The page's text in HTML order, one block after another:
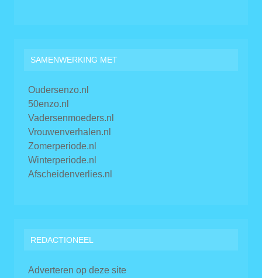
SAMENWERKING MET
Oudersenzo.nl
50enzo.nl
Vadersenmoeders.nl
Vrouwenverhalen.nl
Zomerperiode.nl
Winterperiode.nl
Afscheidenverlies.nl
REDACTIONEEL
Adverteren op deze site